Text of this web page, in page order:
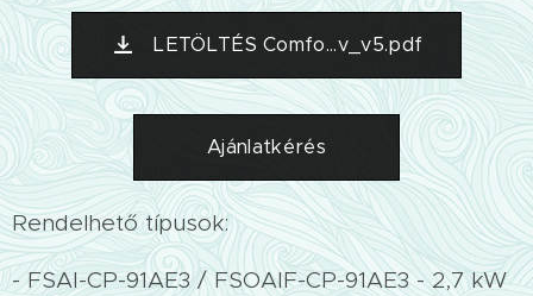
LETÖLTÉS Comfo...v_v5.pdf
Ajánlatkérés
Rendelhető típusok:
- FSAI-CP-91AE3 / FSOAIF-CP-91AE3 - 2,7 kW